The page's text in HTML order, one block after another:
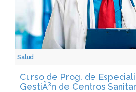
Salud
Curso de Prog. de
GestiÃ³n de Centros